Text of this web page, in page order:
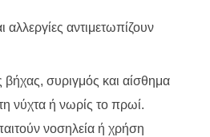
αντιμετωπίζουν
συριγμός και αίσθημα
νύχτα ή νωρίς το πρωί.
νοσηλεία ή χρήση